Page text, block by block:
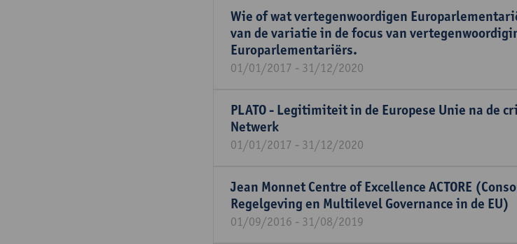
Wie of wat vertegenwoordigen
van de variatie in de focus van
Europarlementariërs.
01/01/2017 - 31/12/2020
PLATO - Legitimiteit in de Europese Unie na de
Netwerk
01/01/2017 - 31/12/2020
Jean Monnet Centre of Excellence ACTORE
Regelgeving en Multilevel Governance in de EU)
01/09/2016 - 31/08/2019